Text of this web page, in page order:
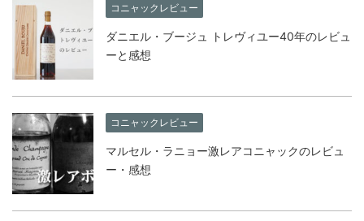
コニャックレビュー
ダニエル・ブージュ トレヴィユー40年のレビュ
ーと感想
コニャックレビュー
マルセル・ラニョー激レアコニャックのレビュ
ー・感想